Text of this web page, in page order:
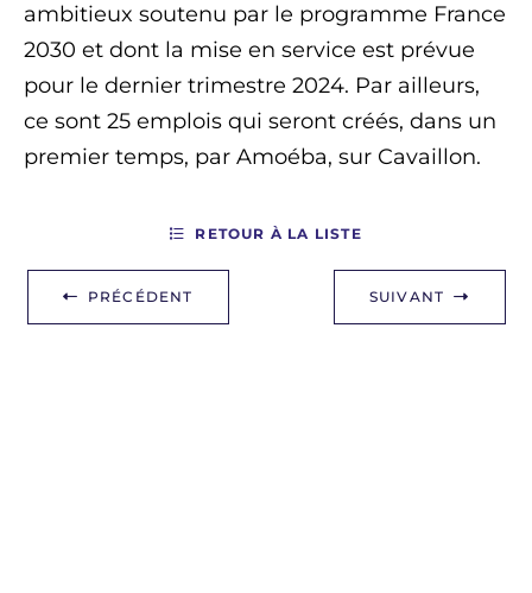
ambitieux soutenu par le programme France
2030 et dont la mise en service est prévue
pour le dernier trimestre 2024. Par ailleurs,
ce sont 25 emplois qui seront créés, dans un
premier temps, par Amoéba, sur Cavaillon.
PRÉCÉDENT
RETOUR À LA LISTE
SUIVANT